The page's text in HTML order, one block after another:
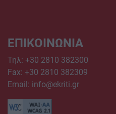
ΕΠΙΚΟΙΝΩΝΙΑ
Τηλ: +30 2810 382300
Fax: +30 2810 382309
Email: info@ekriti.gr